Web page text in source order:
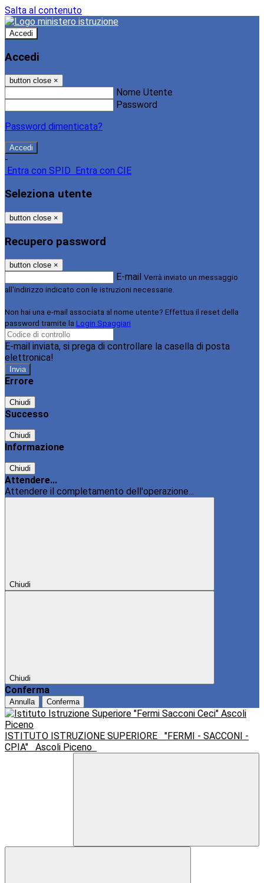
Salta al contenuto
Accedi
Accedi
button close ×
Nome Utente
Password
Password dimenticata?
-
Entra con SPID
Entra con CIE
Seleziona utente
button close ×
Recupero password
button close ×
E-mail Verrà inviato un messaggio
all'indirizzo indicato con le istruzioni necessarie.
Non hai una e-mail associata al nome utente? Effettua il reset della
password tramite la Login Spaggiari
E-mail inviata, si prega di controllare la casella di posta
elettronica!
Errore
Chiudi
Successo
Chiudi
Informazione
Chiudi
Attendere...
Attendere il completamento dell'operazione...
Chiudi
Chiudi
Conferma
Annulla Conferma
ISTITUTO ISTRUZIONE SUPERIORE
"FERMI - SACCONI -
CPIA"
Ascoli Piceno